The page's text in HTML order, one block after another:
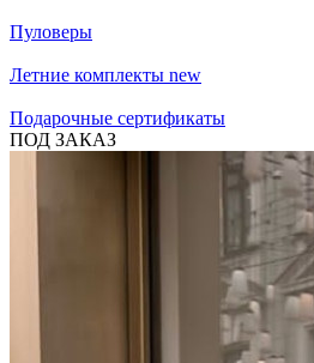
Пуловеры
Летние комплекты new
Подарочные сертификаты
ПОД ЗАКАЗ